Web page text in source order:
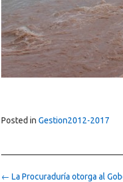
Posted in Gestion2012-2017
Post
← La Procuraduría otorga al